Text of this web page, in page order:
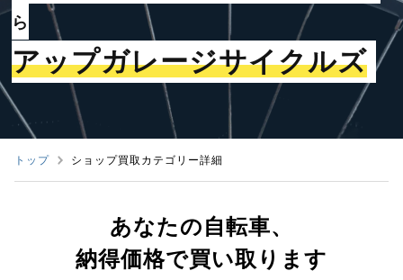
ら
アップガレージサイクルズ
トップ ショップ買取カテゴリー詳細
あなたの自転車、
納得価格で買い取ります